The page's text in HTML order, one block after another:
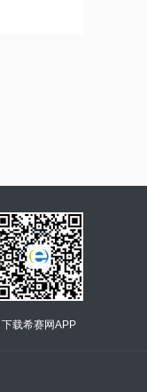
下载希赛网APP